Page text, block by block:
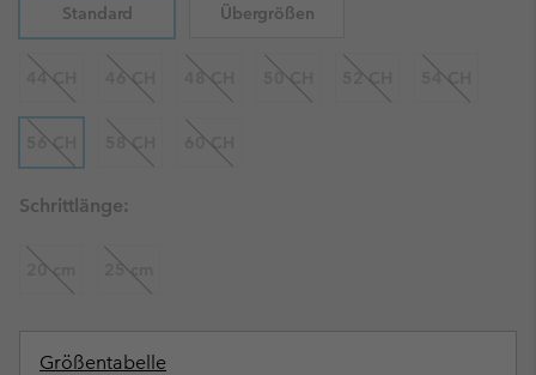
Standard Übergrößen
44 CH 46 CH 48 CH 50 CH 52 CH 54 CH
56 CH 58 CH 60 CH
Schrittlänge:
20 cm 25 cm
Größentabelle